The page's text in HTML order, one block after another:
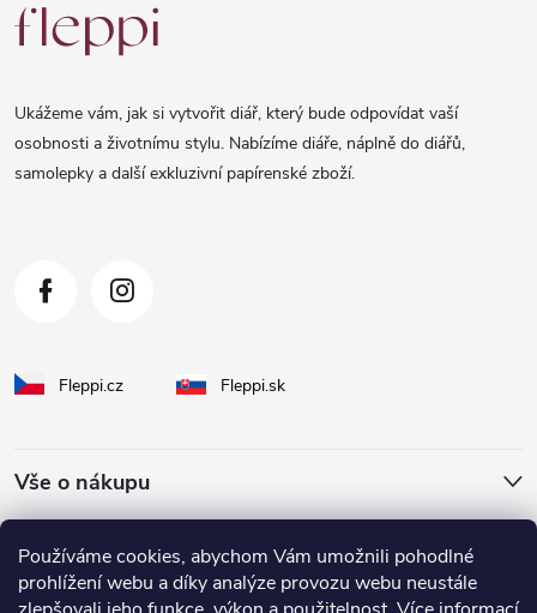
Používáme cookies, abychom Vám umožnili pohodlné
prohlížení webu a díky analýze provozu webu neustále
á
Ukážeme vám, jak si vytvořit diář, který bude odpovídat vaší
osobnosti a životnímu stylu. Nabízíme diáře, náplně do diářů,
samolepky a další exkluzivní papírenské zboží.
Fleppi.cz Fleppi.sk
Vše o nákupu
O Fleppi